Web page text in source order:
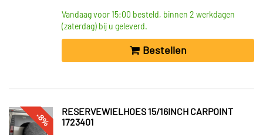
Vandaag voor 15:00 besteld, binnen 2 werkdagen
(zaterdag) bij u geleverd.
Bestellen
-8%
RESERVEWIELHOES 15/16INCH CARPOINT
1723401